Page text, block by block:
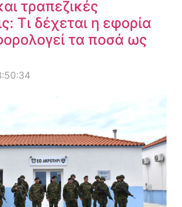
τραπεζικές
Τι δέχεται η εφορία
τα ποσά ως